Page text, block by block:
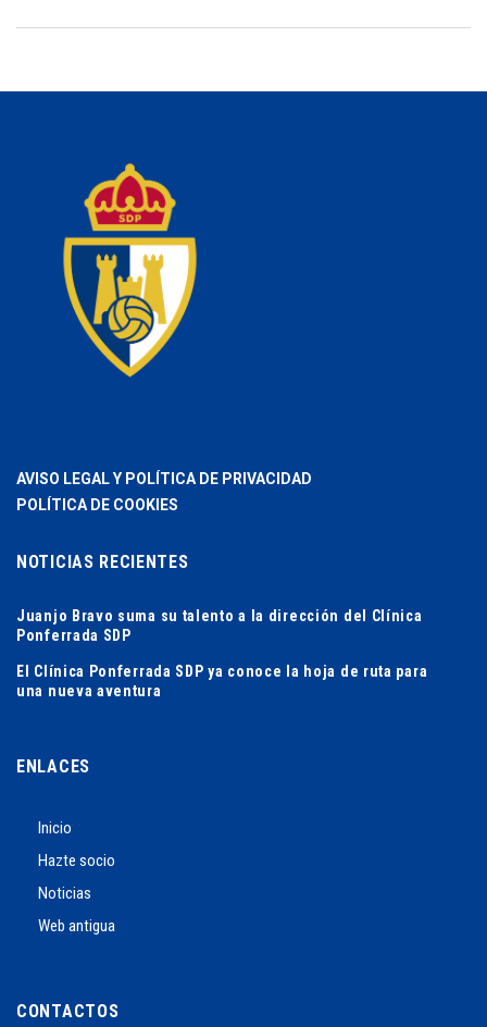
AVISO LEGAL Y POLÍTICA DE PRIVACIDAD
POLÍTICA DE COOKIES
NOTICIAS RECIENTES
Juanjo Bravo suma su talento a la dirección del Clínica
Ponferrada SDP
El Clínica Ponferrada SDP ya conoce la hoja de ruta para
una nueva aventura
ENLACES
Inicio
Hazte socio
Noticias
Web antigua
CONTACTOS